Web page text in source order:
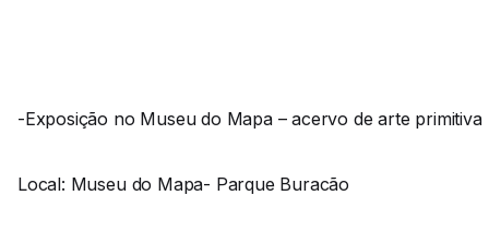
-Exposição no Museu do Mapa – acervo de arte primitiva
Local: Museu do Mapa- Parque Buracão